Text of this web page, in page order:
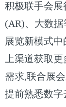
积极联手会
(AR)、大数
展览新模式
上渠道获取
需求,联合展
提前熟悉数字